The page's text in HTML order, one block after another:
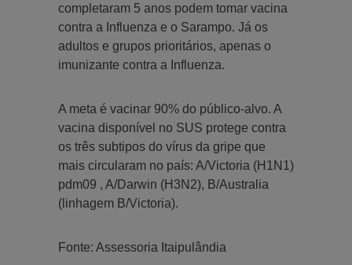
completaram 5 anos podem tomar vacina
contra a Influenza e o Sarampo. Já os
adultos e grupos prioritários, apenas o
imunizante contra a Influenza.
A meta é vacinar 90% do público-alvo. A
vacina disponível no SUS protege contra
os três subtipos do vírus da gripe que
mais circularam no país: A/Victoria (H1N1)
pdm09 , A/Darwin (H3N2), B/Australia
(linhagem B/Victoria).
Fonte: Assessoria Itaipulândia